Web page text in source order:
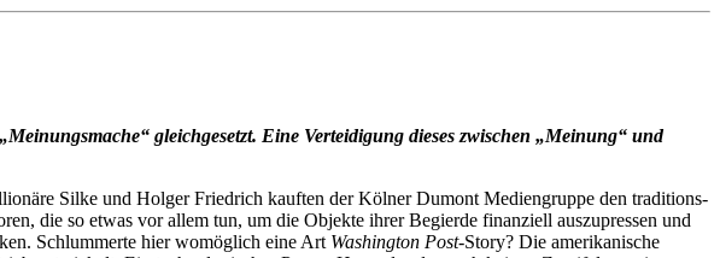
gleich­ge­setzt. Eine Verteidigung dieses zwi­schen „Meinung“ und
Silke und Holger Fried­rich kauften der Kölner Dumont Medi­en­gruppe den tra­di­ti­ons­
die so etwas vor allem tun, um die Objekte ihrer Begierde finan­zi­ell aus­zu­pres­sen und
Schlum­merte hier womög­lich eine Art Washing­ton Post-Story? Die ame­ri­ka­ni­sche